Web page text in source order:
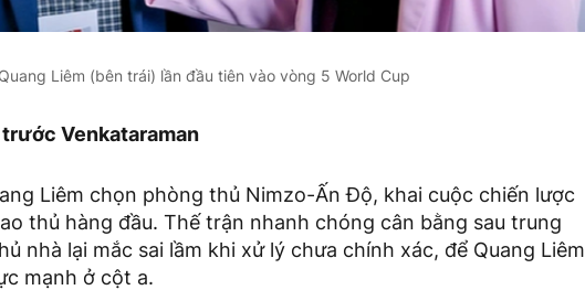
Quang Liêm (bên trái) lần đầu tiên vào vòng 5 World Cup
Venkataraman
Liêm chọn phòng thủ Nimzo-Ấn Độ, khai cuộc chiến lược
thủ hàng đầu. Thế trận nhanh chóng cân bằng sau trung
nhà lại mắc sai lầm khi xử lý chưa chính xác, để Quang Liêm
mạnh ở cột a.